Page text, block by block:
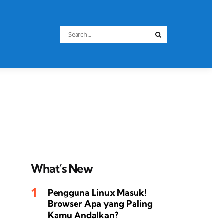
Search
for:
What’s New
Pengguna Linux Masuk!
Browser Apa yang Paling
Kamu Andalkan?